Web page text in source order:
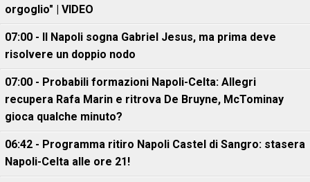
orgoglio" | VIDEO
07:00 - Il Napoli sogna Gabriel Jesus, ma prima deve
risolvere un doppio nodo
07:00 - Probabili formazioni Napoli-Celta: Allegri
recupera Rafa Marin e ritrova De Bruyne, McTominay
gioca qualche minuto?
06:42 - Programma ritiro Napoli Castel di Sangro: stasera
Napoli-Celta alle ore 21!